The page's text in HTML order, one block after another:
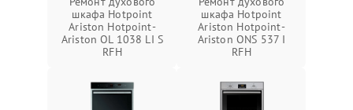
шкафа Hotpoint
Ariston Hotpoint-
Ariston OL 1038 LI S
RFH
шкафа Hotpoint
Ariston Hotpoint-
Ariston ONS 537 I
RFH